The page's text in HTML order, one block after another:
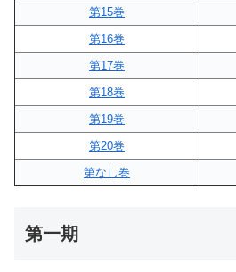
第15巻
第16巻
第17巻
第18巻
第19巻
第20巻
第なし巻
第一期